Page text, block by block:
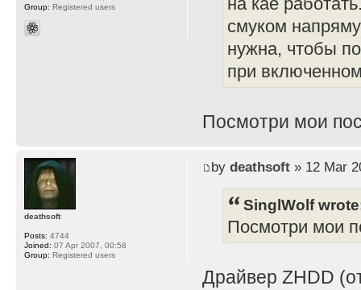
на кае
смуком
нужна, чтобы
при
Посмотри мои
Group: Registered users
by deathsoft» 12 Mar
SinglWolf
Посмотри мои
Драйвер ZHDD
deathsoft
Posts: 4744
Joined: 07 Apr 2007, 00:58
Group: Registered users